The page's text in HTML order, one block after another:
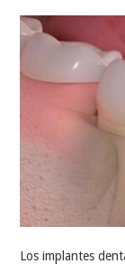
Los implantes